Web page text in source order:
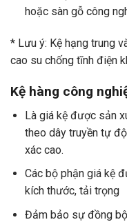
hoặc sàn gỗ công
* Lưu ý: Kệ hạng trung
cao su chống tĩnh điện
Kệ hàng công
Là giá kệ được sản
theo dây truyền tự
xác cao.
Các bộ phận giá kệ
kích thước, tải trọng
Đảm bảo sự đồng